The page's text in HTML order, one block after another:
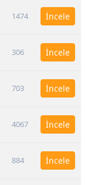
1474 İncele
306 İncele
703 İncele
4067 İncele
884 İncele